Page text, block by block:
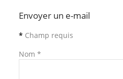
Envoyer un e-mail
* Champ requis
Nom *